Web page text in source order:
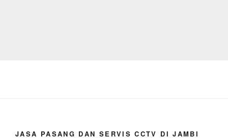
JASA PASANG DAN SERVIS CCTV DI JAMBI